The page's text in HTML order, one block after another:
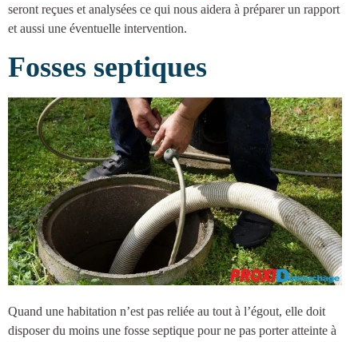
seront reçues et analysées ce qui nous aidera à préparer un rapport
et aussi une éventuelle intervention.
Fosses septiques
Quand une habitation n’est pas reliée au tout à l’égout, elle doit
disposer du moins une fosse septique pour ne pas porter atteinte à